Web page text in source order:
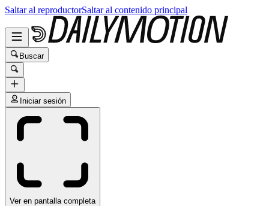
Saltar al reproductorSaltar al contenido principal
Buscar
Iniciar sesión
Ver en pantalla completa